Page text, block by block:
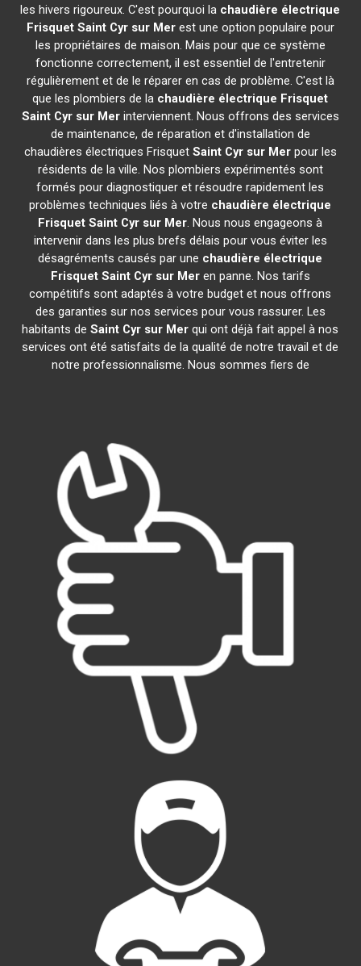
les hivers rigoureux. C'est pourquoi la chaudière électrique
Frisquet Saint Cyr sur Merest une option populaire pour
les propriétaires de maison. Mais pour que ce système
fonctionne correctement, il est essentiel de l'entretenir
régulièrement et de le réparer en cas de problème. C'est là
que les plombiers de la chaudière électrique Frisquet
Saint Cyr sur Merinterviennent. Nous offrons des services
de maintenance, de réparation et d'installation de
chaudières électriques Frisquet Saint Cyr sur Merpour les
résidents de la ville. Nos plombiers expérimentés sont
formés pour diagnostiquer et résoudre rapidement les
problèmes techniques liés à votre chaudière électrique
Frisquet Saint Cyr sur Mer. Nous nous engageons à
intervenir dans les plus brefs délais pour vous éviter les
désagréments causés par une chaudière électrique
Frisquet Saint Cyr sur Meren panne. Nos tarifs
compétitifs sont adaptés à votre budget et nous offrons
des garanties sur nos services pour vous rassurer. Les
habitants deSaint Cyr sur Mer qui ont déjà fait appel à nos
services ont été satisfaits de la qualité de notre travail et de
notre professionnalisme. Nous sommes fiers de